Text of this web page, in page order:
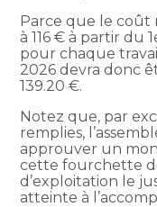
Parce que le coût
à 116 € à partir du
pour chaque
2026 devra donc
139.20 €.
Notez que, par
remplies,
approuver un
cette fourchette
d’exploitation le
atteinte à